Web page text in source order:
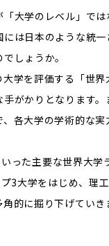
大学のレベル」で
は日本のような統
しょうか。
学を評価する「世
がかりとなります
各大学の学術的な
った主要な世界大学
3大学をはじめ、理
的に掘り下げてい